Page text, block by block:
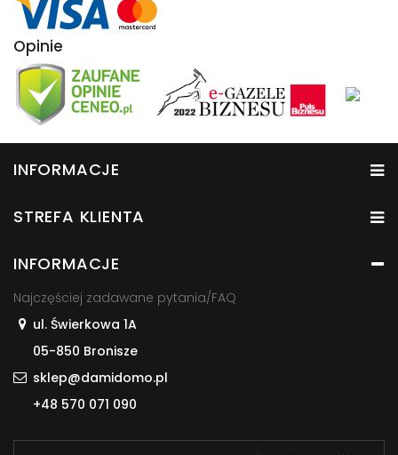
Opinie
INFORMACJE
STREFA KLIENTA
INFORMACJE
Najczęściej zadawane pytania/FAQ
ul. Świerkowa 1A
05-850 Bronisze
sklep@damidomo.pl
+48 570 071 090